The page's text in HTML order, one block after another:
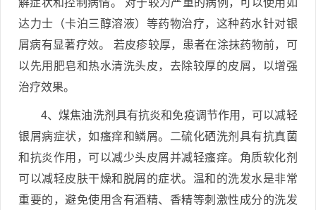
达力士（卡泊三醇溶液）等药物治疗，这种药水针对银
屑病有显著疗效。 若皮疹较厚，患者在涂抹药物前，可
以先用肥皂和热水清洗头皮，去除较厚的皮屑，以增强
治疗效果。
4、煤焦油洗剂具有抗炎和免疫调节作用，可以减轻
银屑病症状，如瘙痒和鳞屑。二硫化硒洗剂具有抗真菌
和抗炎作用，可以减少头皮屑并减轻瘙痒。角质软化剂
可以减轻皮肤干燥和脱屑的症状。温和的洗发水是非常
重要的，避免使用含有酒精、香精等刺激性成分的洗发